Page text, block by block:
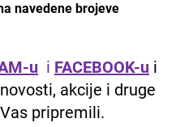
navedene brojeve
u i FACEBOOK-u i
akcije i druge
pripremili.